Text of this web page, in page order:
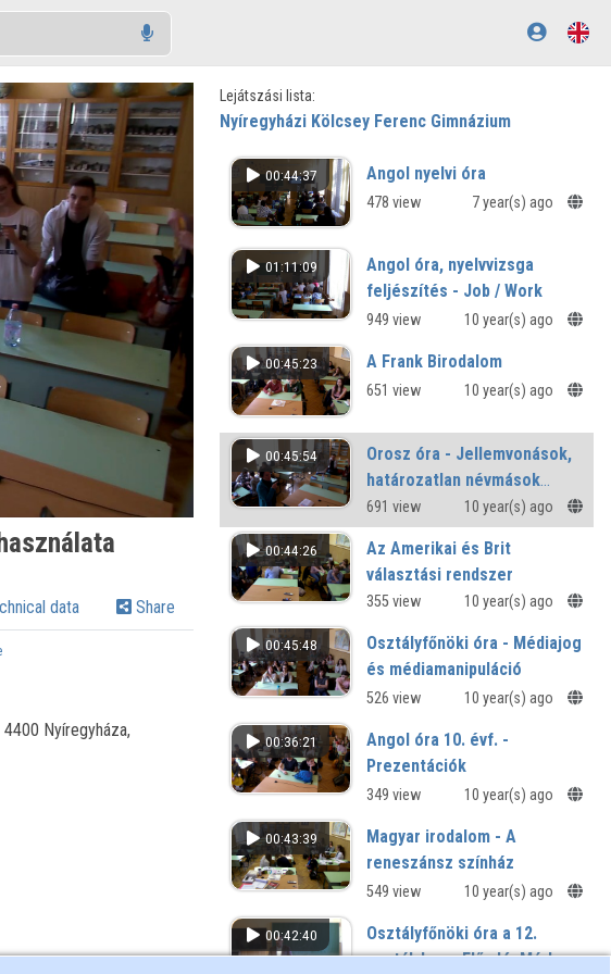
data Share
Nyíregyháza,
Lejátszási lista:
Nyíregyházi Kölcsey Ferenc Gimnázium
00:44:37 Angol nyelvi óra
478 view 7 year(s) ago
01:11:09
Angol óra, nyelvvizsga
feljészítés - Job / Work
949 view 10 year(s) ago
00:45:23 A Frank Birodalom
651 view 10 year(s) ago
00:45:54
Orosz óra - Jellemvonások,
határozatlan névmások
használata
691 view 10 year(s) ago
00:44:26
Az Amerikai és Brit
választási rendszer
The election systems of the USA
355 view 10 year(s) ago
00:45:48
Osztályfőnöki óra - Médiajog
és médiamanipuláció
526 view 10 year(s) ago
00:36:21
Angol óra 10. évf. -
Prezentációk
349 view 10 year(s) ago
00:43:39
Magyar irodalom - A
reneszánsz színház
549 view 10 year(s) ago
00:42:40
Osztályfőnöki óra a 12.
osztályban - Előadó: Márk